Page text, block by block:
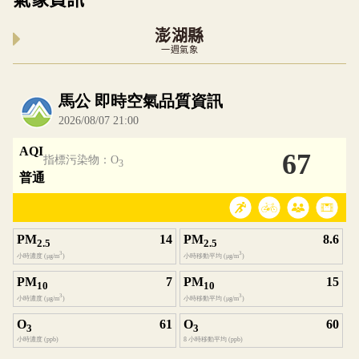
澎湖縣
一週氣象
內嵌空氣品質小工具為視覺預覽，完整即時空